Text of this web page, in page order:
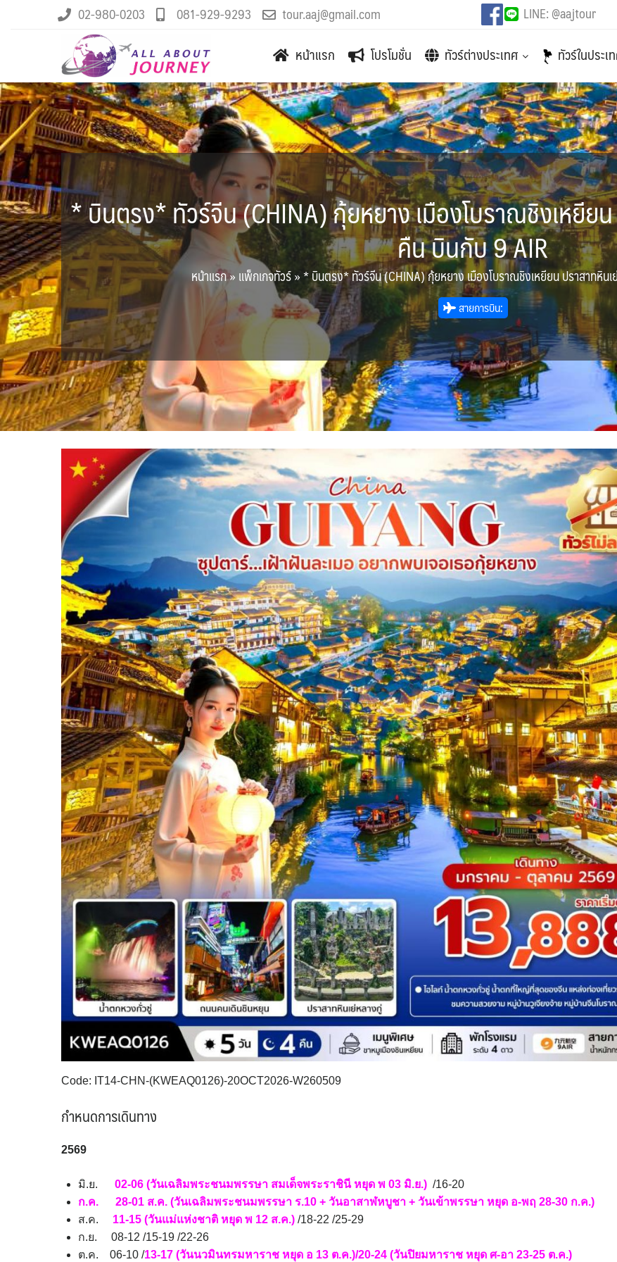
02-980-0203 081-929-9293 tour.aaj@gmail.com LINE: @aajtour
หน้าแรก โปรโมชั่น ทัวร์ต่างประเทศ ทัวร์ในประเ
* บินตรง* ทัวร์จีน (CHINA) กุ้ยหยาง เมืองโบราณชิงเหยีย
คืน บินกับ 9 AIR
หน้าแรก»แพ็กเกจทัวร์»* บินตรง* ทัวร์จีน (CHINA) กุ้ยหยาง เมืองโบราณชิงเหยียน ปราสาทหิน
สายการบิน:
Code: IT14-CHN-(KWEAQ0126)-20OCT2026-W260509
กำหนดการเดินทาง
2569
มิ.ย. 02-06 (วันเฉลิมพระชนมพรรษา สมเด็จพระราชินี หยุด พ 03 มิ.ย.) /16-20
ก.ค. 28-01 ส.ค. (วันเฉลิมพระชนมพรรษา ร.10 + วันอาสาฬหบูชา + วันเข้าพรรษา หยุด อ-พฤ 28-30 ก.ค.)
ส.ค.
11-15 (วันแม่แห่งชาติ หยุด พ 12 ส.ค.) /18-22 /25-29
ก.ย. 08-12 /15-19 /22-26
ต.ค. 06-10 /13-17 (วันนวมินทรมหาราช หยุด อ 13 ต.ค.)/20-24 (วันปิยมหาราช หยุด ศ-อา 23-25 ต.ค.)